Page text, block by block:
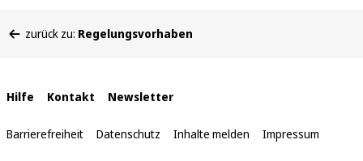
befinden
zurück zu: Regelungsvorhaben
Interne
Links
Hilfe Kontakt Newsletter
Barrierefreiheit Datenschutz Inhalte melden Impressum